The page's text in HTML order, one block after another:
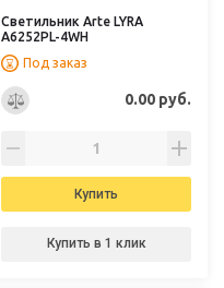
Светильник Arte LYRA
A6252PL-4WH
Под заказ
0.00 руб.
Купить
Купить в 1 клик